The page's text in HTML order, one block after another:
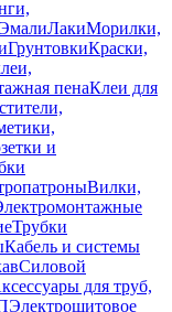
ЛакиМорилки,
ГрунтовкиКраски,
пенаКлеи для
и
Вилки,
Трубки
Кабель и системы
Силовой
для труб,
Электрощитовое